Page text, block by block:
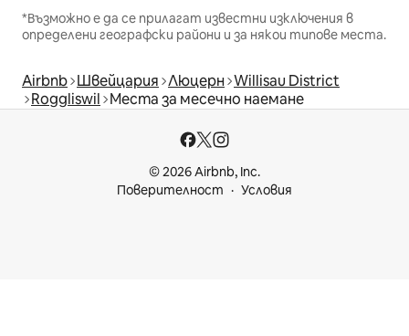
*Възможно е да се прилагат известни изключения в
определени географски райони и за някои типове места.
Airbnb Швейцария Люцерн Willisau District
Roggliswil Места за месечно наемане
© 2026 Airbnb, Inc.
Поверителност
Условия